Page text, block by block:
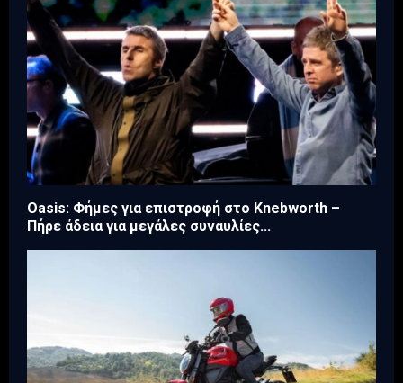
Oasis: Φήμες για επιστροφή στο Knebworth –
Πήρε άδεια για μεγάλες συναυλίες...